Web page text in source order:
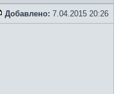
Добавлено: 7.04.2015 20:26